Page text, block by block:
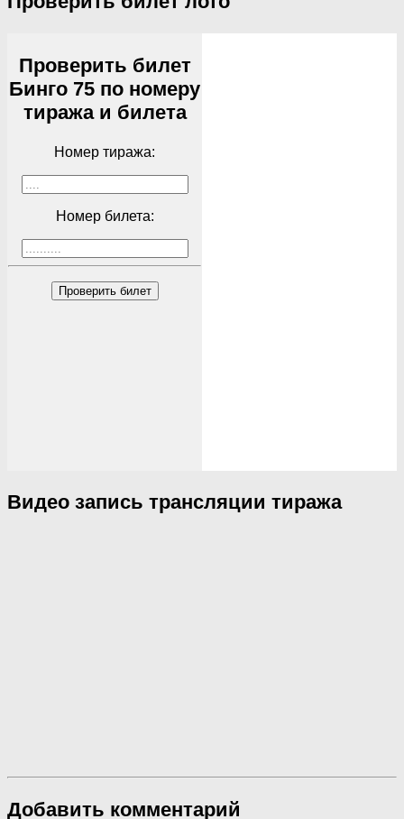
Проверить билет
Бинго 75 по номеру
тиража и билета
Номер тиража:
Номер билета:
Проверить билет
Видео запись трансляции тиража
Добавить комментарий